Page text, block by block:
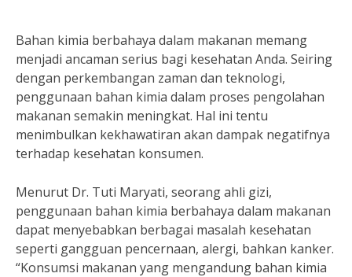
Bahan kimia berbahaya dalam makanan memang
menjadi ancaman serius bagi kesehatan Anda. Seiring
dengan perkembangan zaman dan teknologi,
penggunaan bahan kimia dalam proses pengolahan
makanan semakin meningkat. Hal ini tentu
menimbulkan kekhawatiran akan dampak negatifnya
terhadap kesehatan konsumen.
Menurut Dr. Tuti Maryati, seorang ahli gizi,
penggunaan bahan kimia berbahaya dalam makanan
dapat menyebabkan berbagai masalah kesehatan
seperti gangguan pencernaan, alergi, bahkan kanker.
“Konsumsi makanan yang mengandung bahan kimia